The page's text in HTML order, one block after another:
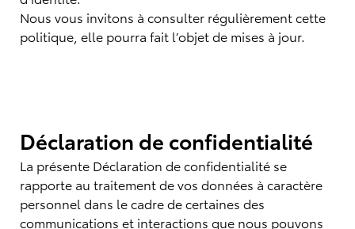
Nous vous invitons à consulter régulièrement cette
politique, elle pourra fait l’objet de mises à jour.
Déclaration de confidentialité
La présente Déclaration de confidentialité se
rapporte au traitement de vos données à caractère
personnel dans le cadre de certaines des
communications et interactions que nous pouvons